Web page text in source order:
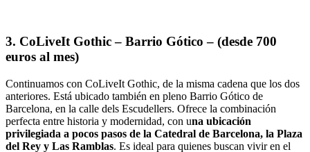
3. CoLiveIt Gothic – Barrio Gótico – (desde 700
euros al mes)
Continuamos con CoLiveIt Gothic, de la misma cadena que los dos
anteriores. Está ubicado también en pleno Barrio Gótico de
Barcelona, en la calle dels Escudellers. Ofrece la combinación
perfecta entre historia y modernidad, con una ubicación
privilegiada a pocos pasos de la Catedral de Barcelona, la Plaza
del Rey y Las Ramblas. Es ideal para quienes buscan vivir en el